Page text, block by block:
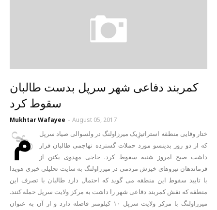
کمربند دفاعی شهر سرپل بدست طالبان
سقوط کرد
Mukhtar Wafayee - August 05, 2017
م
ختار وفایی منطقه استراتیژِیک میرزاولنگ در ولسوالی صیاد سرپل
که از دو روز بدینسو مورد حملات گسترده تهاجمی طالبان قرار
داشت صبح امروز شنبه سقوط کرد. حاجی مهدوی یکتن از
فرماندهان نیروهای خیزش مردمی در میرزاولنگ به سایت تحلیلی خبری هویدا
با تایید سقوط این منطقه می گوید که احتمال دارد طالبان با تصرف این
منطقه که نقش کمربند دفاعی شهر را داشت به مرکز ولایت سرپل حمله کنند.
میرزاولنگ با مرکز ولایت سرپل ۱۰ کیلومتر فاصله دارد و از آن به عنوان